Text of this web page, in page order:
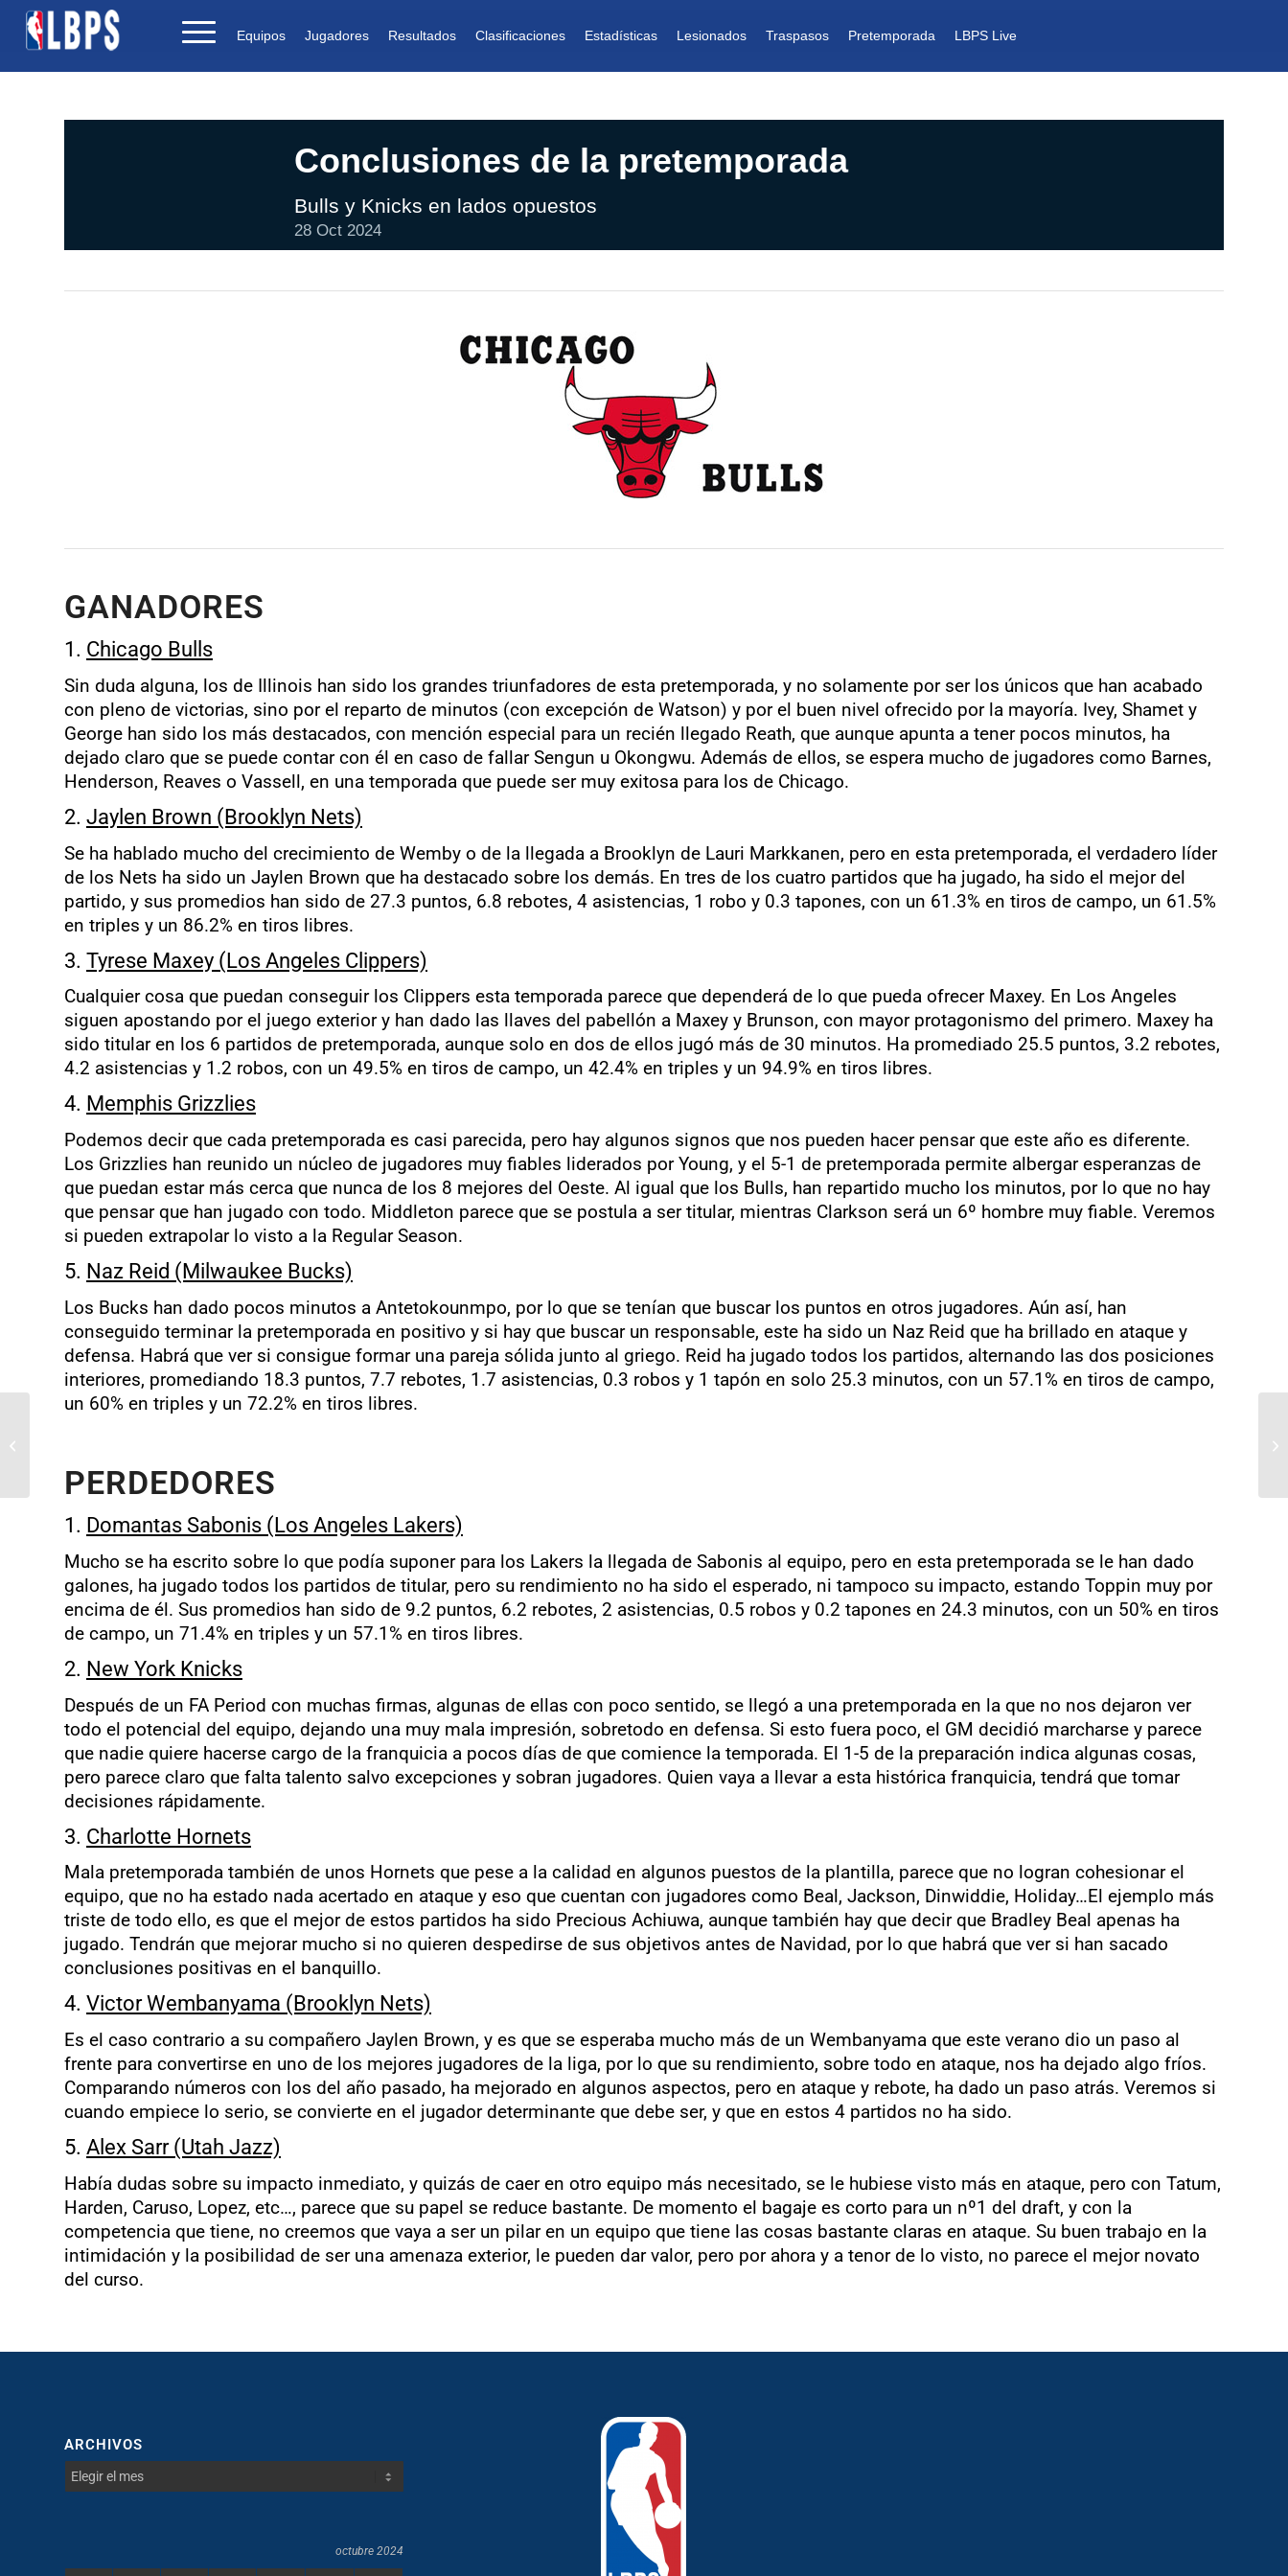
Equipos Jugadores Resultados Clasificaciones Estadísticas Lesionados Traspasos Pretemporada LBPS Live
Conclusiones de la pretemporada
Bulls y Knicks en lados opuestos
28 Oct 2024
GANADORES
1. Chicago Bulls
Sin duda alguna, los de Illinois han sido los grandes triunfadores de esta pretemporada, y no solamente por ser los únicos que han acabado
con pleno de victorias, sino por el reparto de minutos (con excepción de Watson) y por el buen nivel ofrecido por la mayoría. Ivey, Shamet y
George han sido los más destacados, con mención especial para un recién llegado Reath, que aunque apunta a tener pocos minutos, ha
dejado claro que se puede contar con él en caso de fallar Sengun u Okongwu. Además de ellos, se espera mucho de jugadores como Barnes,
Henderson, Reaves o Vassell, en una temporada que puede ser muy exitosa para los de Chicago.
2. Jaylen Brown (Brooklyn Nets)
Se ha hablado mucho del crecimiento de Wemby o de la llegada a Brooklyn de Lauri Markkanen, pero en esta pretemporada, el verdadero líder
de los Nets ha sido un Jaylen Brown que ha destacado sobre los demás. En tres de los cuatro partidos que ha jugado, ha sido el mejor del
partido, y sus promedios han sido de 27.3 puntos, 6.8 rebotes, 4 asistencias, 1 robo y 0.3 tapones, con un 61.3% en tiros de campo, un 61.5%
en triples y un 86.2% en tiros libres.
3. Tyrese Maxey (Los Angeles Clippers)
Cualquier cosa que puedan conseguir los Clippers esta temporada parece que dependerá de lo que pueda ofrecer Maxey. En Los Angeles
siguen apostando por el juego exterior y han dado las llaves del pabellón a Maxey y Brunson, con mayor protagonismo del primero. Maxey ha
sido titular en los 6 partidos de pretemporada, aunque solo en dos de ellos jugó más de 30 minutos. Ha promediado 25.5 puntos, 3.2 rebotes,
4.2 asistencias y 1.2 robos, con un 49.5% en tiros de campo, un 42.4% en triples y un 94.9% en tiros libres.
4. Memphis Grizzlies
Podemos decir que cada pretemporada es casi parecida, pero hay algunos signos que nos pueden hacer pensar que este año es diferente.
Los Grizzlies han reunido un núcleo de jugadores muy fiables liderados por Young, y el 5-1 de pretemporada permite albergar esperanzas de
que puedan estar más cerca que nunca de los 8 mejores del Oeste. Al igual que los Bulls, han repartido mucho los minutos, por lo que no hay
que pensar que han jugado con todo. Middleton parece que se postula a ser titular, mientras Clarkson será un 6º hombre muy fiable. Veremos
si pueden extrapolar lo visto a la Regular Season.
5. Naz Reid (Milwaukee Bucks)
Los Bucks han dado pocos minutos a Antetokounmpo, por lo que se tenían que buscar los puntos en otros jugadores. Aún así, han
conseguido terminar la pretemporada en positivo y si hay que buscar un responsable, este ha sido un Naz Reid que ha brillado en ataque y
defensa. Habrá que ver si consigue formar una pareja sólida junto al griego. Reid ha jugado todos los partidos, alternando las dos posiciones
interiores, promediando 18.3 puntos, 7.7 rebotes, 1.7 asistencias, 0.3 robos y 1 tapón en solo 25.3 minutos, con un 57.1% en tiros de campo,
un 60% en triples y un 72.2% en tiros libres.
PERDEDORES
1. Domantas Sabonis (Los Angeles Lakers)
Mucho se ha escrito sobre lo que podía suponer para los Lakers la llegada de Sabonis al equipo, pero en esta pretemporada se le han dado
galones, ha jugado todos los partidos de titular, pero su rendimiento no ha sido el esperado, ni tampoco su impacto, estando Toppin muy por
encima de él. Sus promedios han sido de 9.2 puntos, 6.2 rebotes, 2 asistencias, 0.5 robos y 0.2 tapones en 24.3 minutos, con un 50% en tiros
de campo, un 71.4% en triples y un 57.1% en tiros libres.
2. New York Knicks
Después de un FA Period con muchas firmas, algunas de ellas con poco sentido, se llegó a una pretemporada en la que no nos dejaron ver
todo el potencial del equipo, dejando una muy mala impresión, sobretodo en defensa. Si esto fuera poco, el GM decidió marcharse y parece
que nadie quiere hacerse cargo de la franquicia a pocos días de que comience la temporada. El 1-5 de la preparación indica algunas cosas,
pero parece claro que falta talento salvo excepciones y sobran jugadores. Quien vaya a llevar a esta histórica franquicia, tendrá que tomar
decisiones rápidamente.
3. Charlotte Hornets
Mala pretemporada también de unos Hornets que pese a la calidad en algunos puestos de la plantilla, parece que no logran cohesionar el
equipo, que no ha estado nada acertado en ataque y eso que cuentan con jugadores como Beal, Jackson, Dinwiddie, Holiday…El ejemplo más
triste de todo ello, es que el mejor de estos partidos ha sido Precious Achiuwa, aunque también hay que decir que Bradley Beal apenas ha
jugado. Tendrán que mejorar mucho si no quieren despedirse de sus objetivos antes de Navidad, por lo que habrá que ver si han sacado
conclusiones positivas en el banquillo.
4. Victor Wembanyama (Brooklyn Nets)
Es el caso contrario a su compañero Jaylen Brown, y es que se esperaba mucho más de un Wembanyama que este verano dio un paso al
frente para convertirse en uno de los mejores jugadores de la liga, por lo que su rendimiento, sobre todo en ataque, nos ha dejado algo fríos.
Comparando números con los del año pasado, ha mejorado en algunos aspectos, pero en ataque y rebote, ha dado un paso atrás. Veremos si
cuando empiece lo serio, se convierte en el jugador determinante que debe ser, y que en estos 4 partidos no ha sido.
5. Alex Sarr (Utah Jazz)
Había dudas sobre su impacto inmediato, y quizás de caer en otro equipo más necesitado, se le hubiese visto más en ataque, pero con Tatum,
Harden, Caruso, Lopez, etc…, parece que su papel se reduce bastante. De momento el bagaje es corto para un nº1 del draft, y con la
competencia que tiene, no creemos que vaya a ser un pilar en un equipo que tiene las cosas bastante claras en ataque. Su buen trabajo en la
intimidación y la posibilidad de ser una amenaza exterior, le pueden dar valor, pero por ahora y a tenor de lo visto, no parece el mejor novato
del curso.
ARCHIVOS
octubre 2024